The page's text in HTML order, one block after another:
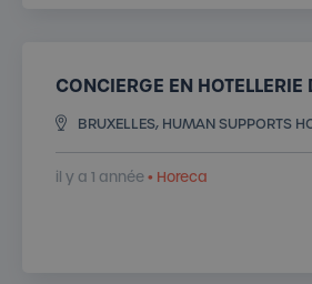
CONCIERGE EN HOTELLERIE
BRUXELLES, HUMAN SUPPORTS
il y a 1 année• Horeca